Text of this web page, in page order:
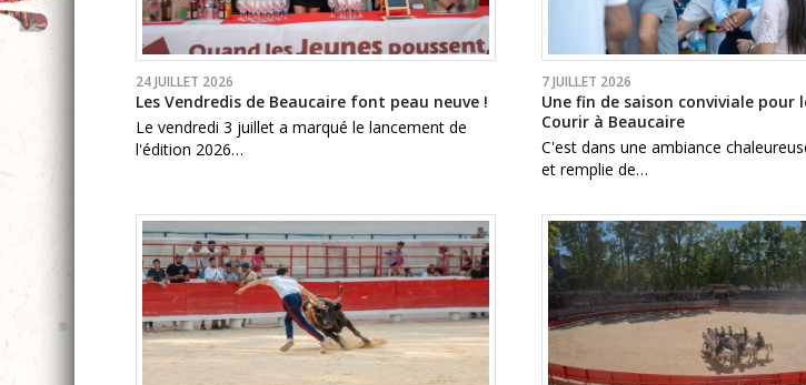
24 JUILLET 2026
Les Vendredis de Beaucaire font peau neuve !
Le vendredi 3 juillet a marqué le lancement de
l'édition 2026…
7 JUILLET 2026
Une fin de saison conviviale pour
Courir à Beaucaire
C'est dans une ambiance
et remplie de…